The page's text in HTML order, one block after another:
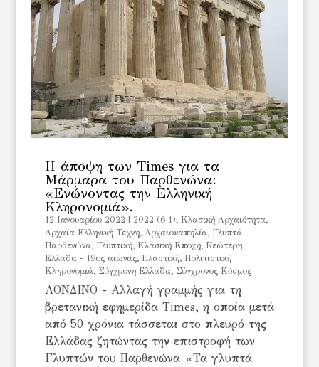
Η άποψη των Times για τα
Μάρμαρα του Παρθενώνα:
«Ενώνοντας την Ελληνική
Κληρονομιά».
12 Ιανουαρίου 2022 | 2022 (6.1) Kλασική Αρχαιότητα,
Αρχαία Ελληνική Τέχνη, Αρχαιοκαπηλία, Γλυπτά
Παρθενώνα, Γλυπτική, Κλασική Εποχή, Νεώτερη
Ελλάδα - 19ος αιώνας, Πλαστική, Πολιτιστική
Κληρονομιά, Σύγχρονη Ελλάδα, Σύγχρονος Κόσμος
ΛΟΝΔΙΝΟ - Αλλαγή γραμμής για τη
βρετανική εφημερίδα Times, η οποία μετά
από 50 χρόνια τάσσεται στο πλευρό της
Ελλάδας ζητώντας την επιστροφή των
Γλυπτών του Παρθενώνα. «Τα γλυπτά